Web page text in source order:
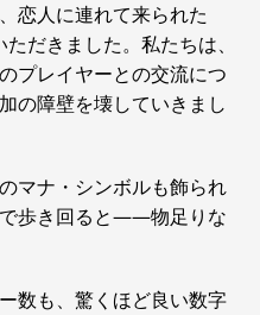
恋人に連れて来られた
だきました。私たちは、
プレイヤーとの交流につ
の障壁を壊していきまし
マナ・シンボルも飾られ
歩き回ると――物足りな
数も、驚くほど良い数字